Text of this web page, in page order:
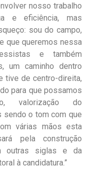
nosso trabalho
e eficiência, mas
sou do campo,
que queremos nessa
e também
um caminho dentro
tive de centro-direita,
para que possamos
valorização do
sendo o tom com que
várias mãos esta
pela construção
outras siglas e da
à candidatura.”